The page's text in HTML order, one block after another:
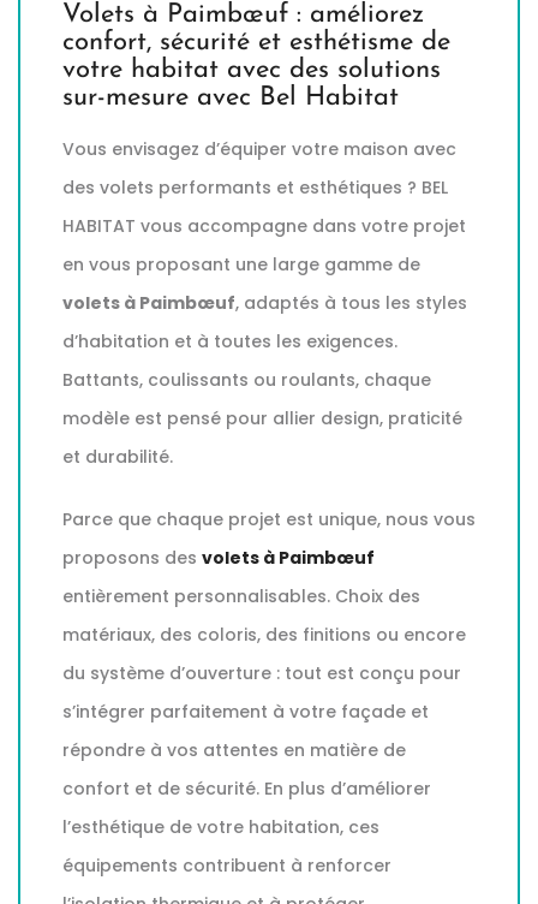
Volets à Paimbœuf : améliorez
confort, sécurité et esthétisme de
votre habitat avec des solutions
sur-mesure avec Bel Habitat
Vous envisagez d’équiper votre maison avec
des volets performants et esthétiques ? BEL
HABITAT vous accompagne dans votre projet
en vous proposant une large gamme de
volets à Paimbœuf, adaptés à tous les styles
d’habitation et à toutes les exigences.
Battants, coulissants ou roulants, chaque
modèle est pensé pour allier design, praticité
et durabilité.
Parce que chaque projet est unique, nous vous
proposons des volets à Paimbœuf
entièrement personnalisables. Choix des
matériaux, des coloris, des finitions ou encore
du système d’ouverture : tout est conçu pour
s’intégrer parfaitement à votre façade et
répondre à vos attentes en matière de
confort et de sécurité. En plus d’améliorer
l’esthétique de votre habitation, ces
équipements contribuent à renforcer